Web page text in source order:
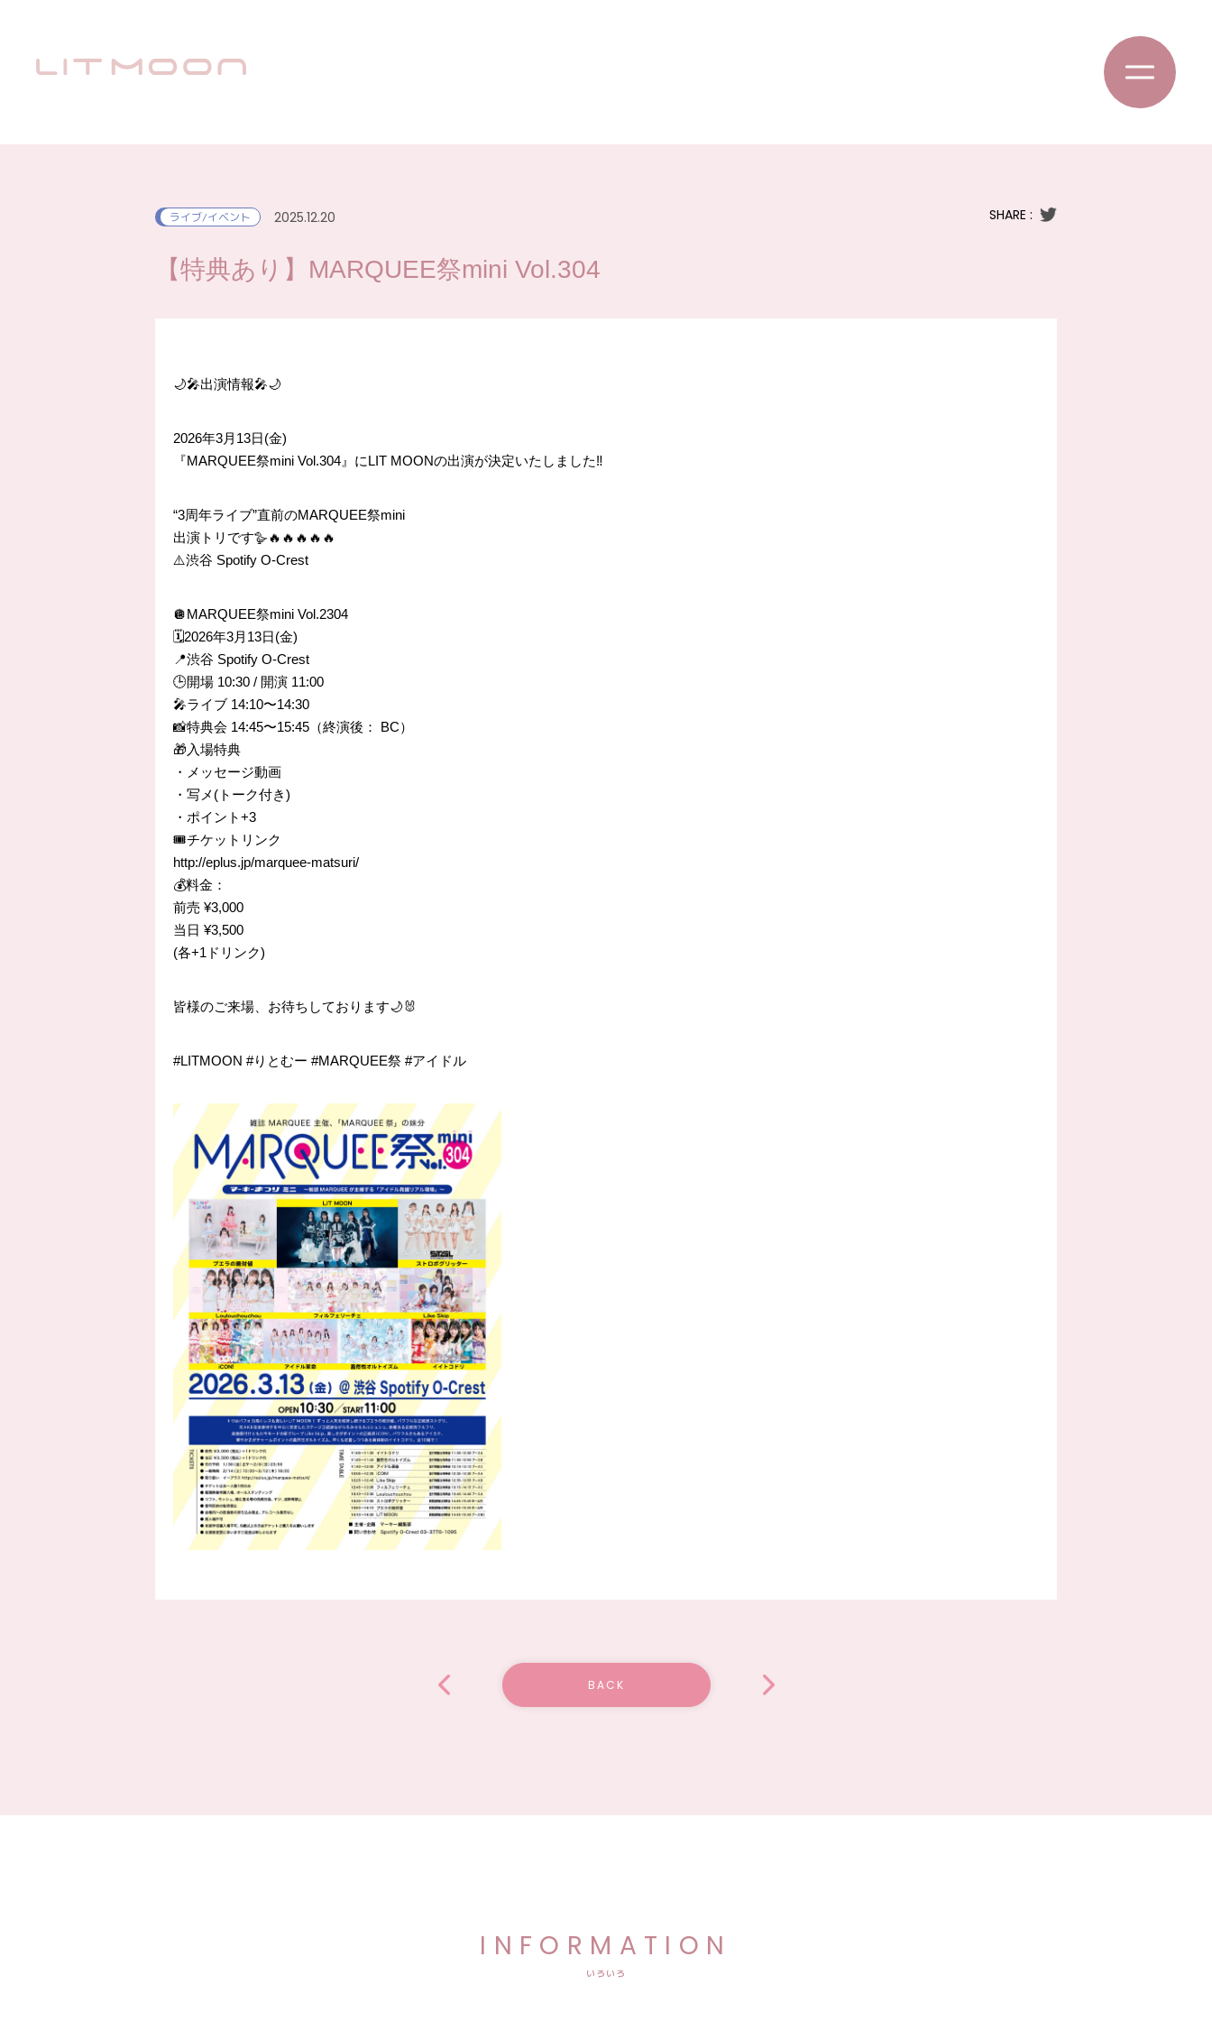
ライブ/イベント 2025.12.20 SHARE :
【特典あり】MARQUEE祭mini Vol.304
🌙🎤出演情報🎤🌙
2026年3月13日(金)
『MARQUEE祭mini Vol.304』にLIT MOONの出演が決定いたしました‼️
“3周年ライブ”直前のMARQUEE祭mini
出演トリです🪿🔥🔥🔥🔥🔥
⚠️渋谷 Spotify O-Crest
🪩MARQUEE祭mini Vol.2304
🗓️2026年3月13日(金)
📍渋谷 Spotify O-Crest
🕒開場 10:30 / 開演 11:00
🎤ライブ 14:10〜14:30
📸特典会 14:45〜15:45（終演後： BC）
🎁入場特典
・メッセージ動画
・写メ(トーク付き)
・ポイント+3
🎟️チケットリンク
http://eplus.jp/marquee-matsuri/
💰料金：
前売 ¥3,000
当日 ¥3,500
(各+1ドリンク)
皆様のご来場、お待ちしております🌙🐰
#LITMOON #りとむー #MARQUEE祭 #アイドル
BACK
INFORMATION
いろいろ